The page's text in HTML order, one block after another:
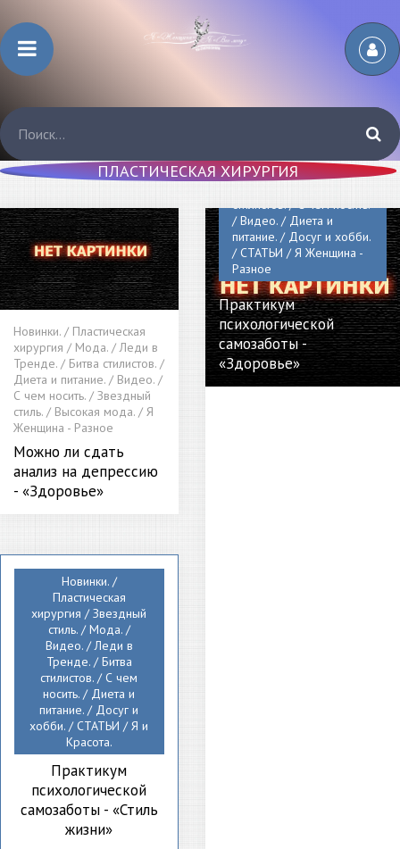
ПЛАСТИЧЕСКАЯ ХИРУРГИЯ
Новинки. / Пластическая
хирургия / Мода. / Леди в
Тренде. / Битва стилистов. /
Диета и питание. / Видео. /
С чем носить. / Звездный
стиль. / Высокая мода. / Я
Женщина - Разное
Можно ли сдать
анализ на депрессию
- «Здоровье»
стиль. / Мода. / Леди в
стилистов. / С чем носить.
/ Видео. / Диета и
питание. / Досуг и хобби.
/ СТАТЬИ / Я Женщина -
Разное
Практикум
психологической
самозаботы -
«Здоровье»
Новинки. /
Пластическая
хирургия / Звездный
стиль. / Мода. /
Видео. / Леди в
Тренде. / Битва
стилистов. / С чем
носить. / Диета и
питание. / Досуг и
хобби. / СТАТЬИ / Я и
Красота.
Практикум
психологической
самозаботы - «Стиль
жизни»